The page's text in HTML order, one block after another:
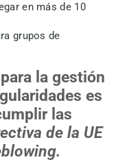
en más de 10
grupos de
la gestión
es
las
de la UE